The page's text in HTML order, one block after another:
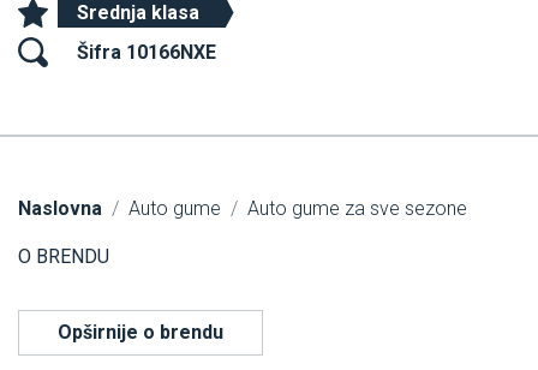
Srednja klasa
Šifra 10166NXE
Naslovna Auto gume Auto gume za sve sezone
O BRENDU
Opširnije o brendu